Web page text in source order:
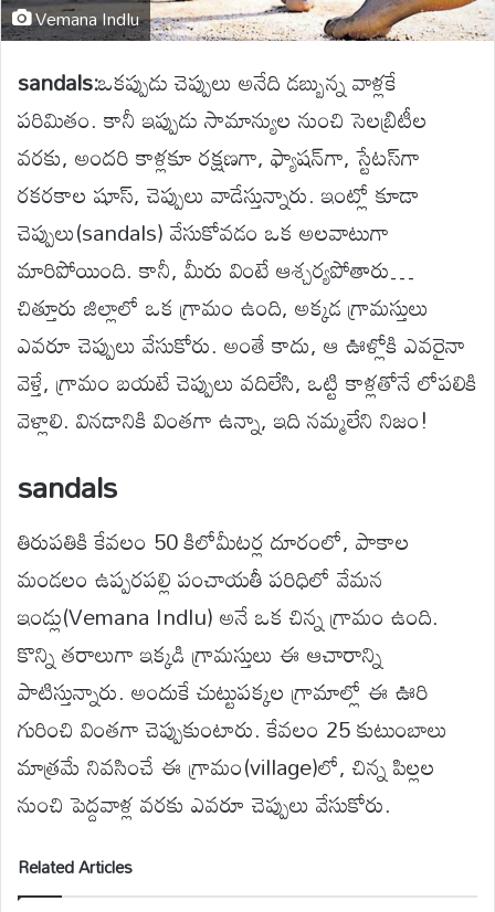
Vemana Indlu
sandals:ఒకప్పుడు చెప్పులు అనేది డబ్బున్న వాళ్లకే
పరిమితం. కానీ ఇప్పుడు సామాన్యుల నుంచి సెలబ్రిటీల
వరకు, అందరి కాళ్లకూ రక్షణగా, ఫ్యాషన్‌గా, స్టేటస్‌గా
రకరకాల షూస్, చెప్పులు వాడేస్తున్నారు. ఇంట్లో కూడా
చెప్పులు(sandals) వేసుకోవడం ఒక అలవాటుగా
మారిపోయింది. కానీ, మీరు వింటే ఆశ్చర్యపోతారు…
చిత్తూరు జిల్లాలో ఒక గ్రామం ఉంది, అక్కడ గ్రామస్తులు
ఎవరూ చెప్పులు వేసుకోరు. అంతే కాదు, ఆ ఊళ్లోకి ఎవరైనా
వెళ్తే, గ్రామం బయటే చెప్పులు వదిలేసి, ఒట్టి కాళ్లతోనే లోపలికి
వెళ్లాలి. వినడానికి వింతగా ఉన్నా, ఇది నమ్మలేని నిజం!
sandals
తిరుపతికి కేవలం 50 కిలోమీటర్ల దూరంలో, పాకాల
మండలం ఉప్పరపల్లి పంచాయతీ పరిధిలో వేమన
ఇండ్లు(Vemana Indlu) అనే ఒక చిన్న గ్రామం ఉంది.
కొన్ని తరాలుగా ఇక్కడి గ్రామస్తులు ఈ ఆచారాన్ని
పాటిస్తున్నారు. అందుకే చుట్టుపక్కల గ్రామాల్లో ఈ ఊరి
గురించి వింతగా చెప్పుకుంటారు. కేవలం 25 కుటుంబాలు
మాత్రమే నివసించే ఈ గ్రామం(village)లో, చిన్న పిల్లల
నుంచి పెద్దవాళ్ల వరకు ఎవరూ చెప్పులు వేసుకోరు.
Related Articles